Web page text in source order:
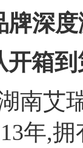
牌深
箱到
南艾
年,